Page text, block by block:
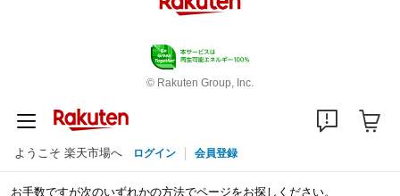
© Rakuten Group, Inc.
ようこそ 楽天市場へ ログイン 会員登録
お手数ですが次のいずれかの方法でページをお探しください。